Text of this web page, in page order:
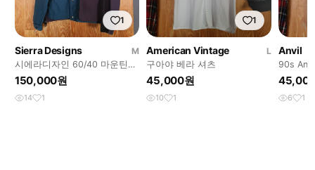
1
Sierra Designs
M
시에라디자인 60/40 마운틴
자켓
150,000원
14 1
1
American Vintage
L
구아야 베라 셔츠
45,000원
10 1
Anvil
90s
티셔츠
6 1